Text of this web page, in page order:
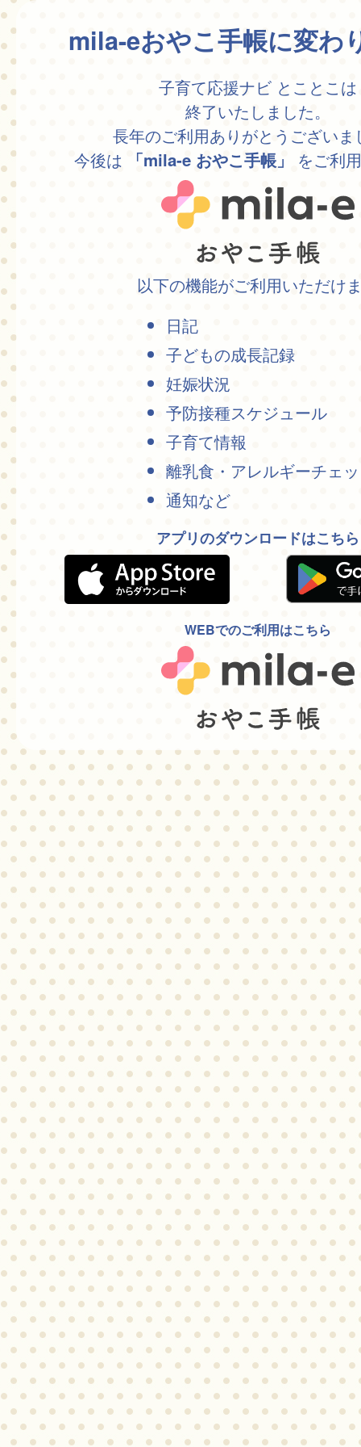
mila-eおやこ手帳に変わ
子育て応援ナビ とことこは
終了いたしました。
長年のご利用ありがとうございま
今後は
「mila-e おやこ手帳」 をご利
以下の機能がご利用いただけ
日記
子どもの成長記録
妊娠状況
予防接種スケジュール
子育て情報
離乳食・アレルギーチェ
通知など
アプリのダウンロードはこちら
WEBでのご利用はこちら